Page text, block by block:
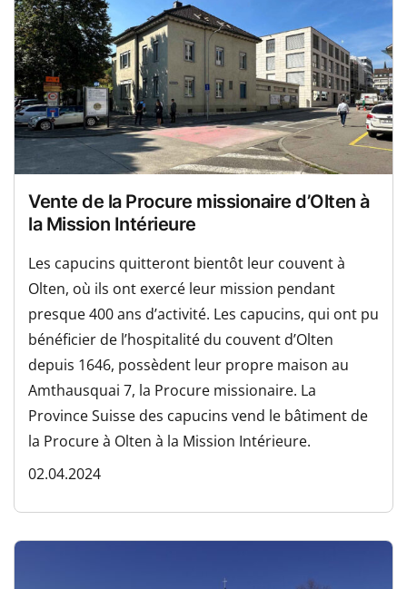
Vente de la Procure missionaire d’Olten à
la Mission Intérieure
Les capucins quitteront bientôt leur couvent à
Olten, où ils ont exercé leur mission pendant
presque 400 ans d’activité. Les capucins, qui ont pu
bénéficier de l’hospitalité du couvent d’Olten
depuis 1646, possèdent leur propre maison au
Amthausquai 7, la Procure missionaire. La
Province Suisse des capucins vend le bâtiment de
la Procure à Olten à la Mission Intérieure.
02.04.2024